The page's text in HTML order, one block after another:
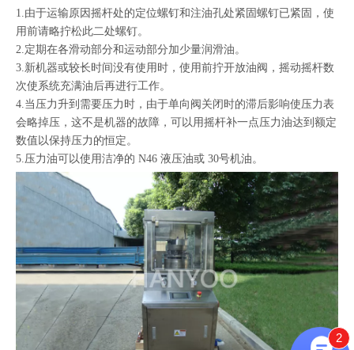
1.由于运输原因摇杆处的定位螺钉和注油孔处紧固螺钉已紧固，使
用前请略拧松此二处螺钉。
2.定期在各滑动部分和运动部分加少量润滑油。
3.新机器或较长时间没有使用时，使用前拧开放油阀，摇动摇杆数
次使系统充满油后再进行工作。
4.当压力升到需要压力时，由于单向阀关闭时的滞后影响使压力表
会略掉压，这不是机器的故障，可以用摇杆补一点压力油达到额定
数值以保持压力的恒定。
5.压力油可以使用洁净的 N46 液压油或 30号机油。
2